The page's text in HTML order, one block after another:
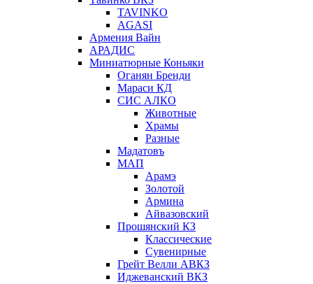
TAVINKO
AGASI
Армения Вайн
АРАДИС
Миниатюрные Коньяки
Оганян Бренди
Мараси КД
СИС АЛКО
Животные
Храмы
Разные
Мадатовъ
МАП
Арамэ
Золотой
Армина
Айвазовский
Прошянский КЗ
Классические
Сувенирные
Грейт Велли АВКЗ
Иджеванский ВКЗ